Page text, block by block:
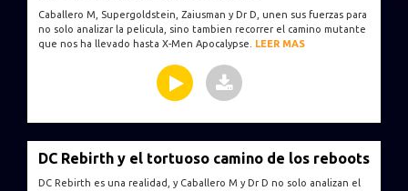
Caballero M, Supergoldstein, Zaiusman y Dr D, unen sus fuerzas para
no solo analizar la pelicula, sino tambien recorrer el camino mutante
que nos ha llevado hasta X-Men Apocalypse.
LEER MAS
DC Rebirth y el tortuoso camino de los reboots
DC Rebirth es una realidad, y Caballero M y Dr D no solo analizan el